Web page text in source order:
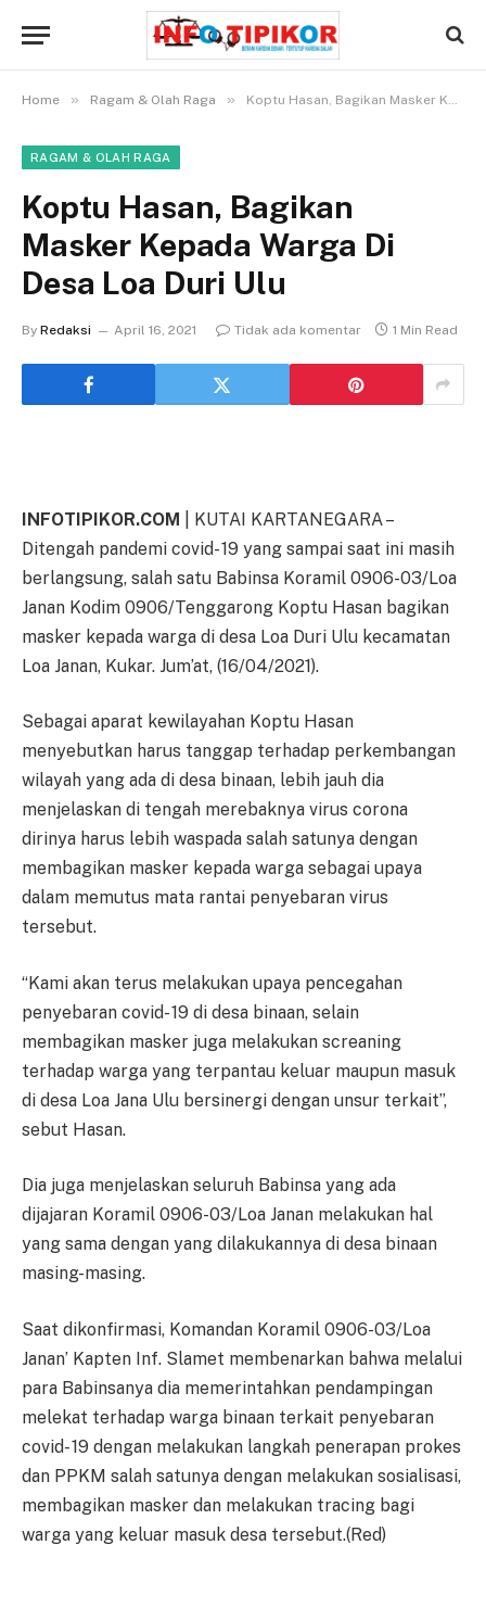
Home » Ragam & Olah Raga » Koptu Hasan, Bagikan Masker Kepada Warga Di Desa Loa Duri Ulu
RAGAM & OLAH RAGA
Koptu Hasan, Bagikan
Masker Kepada Warga Di
Desa Loa Duri Ulu
By Redaksi April 16, 2021 Tidak ada komentar 1 Min Read
INFOTIPIKOR.COM
| KUTAI KARTANEGARA –
Ditengah pandemi covid- 19 yang sampai saat ini masih
berlangsung, salah satu Babinsa Koramil 0906-03/Loa
Janan Kodim 0906/Tenggarong Koptu Hasan bagikan
masker kepada warga di desa Loa Duri Ulu kecamatan
Loa Janan, Kukar. Jum’at, (16/04/2021).
Sebagai aparat kewilayahan Koptu Hasan
menyebutkan harus tanggap terhadap perkembangan
wilayah yang ada di desa binaan, lebih jauh dia
menjelaskan di tengah merebaknya virus corona
dirinya harus lebih waspada salah satunya dengan
membagikan masker kepada warga sebagai upaya
dalam memutus mata rantai penyebaran virus
tersebut.
“Kami akan terus melakukan upaya pencegahan
penyebaran covid- 19 di desa binaan, selain
membagikan masker juga melakukan screaning
terhadap warga yang terpantau keluar maupun masuk
di desa Loa Jana Ulu bersinergi dengan unsur terkait”,
sebut Hasan.
Dia juga menjelaskan seluruh Babinsa yang ada
dijajaran Koramil 0906-03/Loa Janan melakukan hal
yang sama dengan yang dilakukannya di desa binaan
masing-masing.
Saat dikonfirmasi, Komandan Koramil 0906-03/Loa
Janan’ Kapten Inf. Slamet membenarkan bahwa melalui
para Babinsanya dia memerintahkan pendampingan
melekat terhadap warga binaan terkait penyebaran
covid- 19 dengan melakukan langkah penerapan prokes
dan PPKM salah satunya dengan melakukan sosialisasi,
membagikan masker dan melakukan tracing bagi
warga yang keluar masuk desa tersebut.(Red)